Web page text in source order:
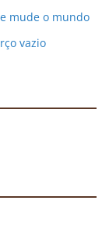
mude o mundo
vazio